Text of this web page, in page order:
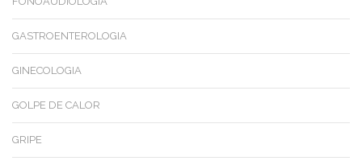
GASTROENTEROLOGIA
GINECOLOGIA
GOLPE DE CALOR
GRIPE